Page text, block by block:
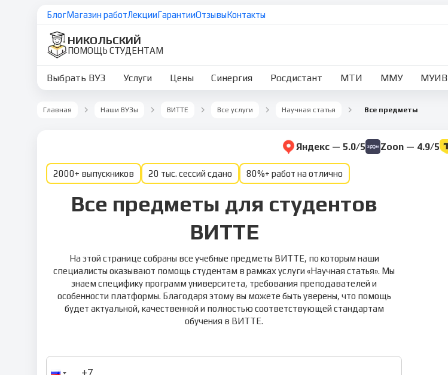
БлогМагазин работЛекцииГарантииОтзывыКонтакты
НИКОЛЬСКИЙ
ПОМОЩЬ СТУДЕНТАМ
Выбрать ВУЗ Услуги Цены Синергия Росдистант МТИ ММУ МУИВ
Главная Наши ВУЗы ВИТТЕ Все услуги Научная статья Все предметы
Яндекс — 5.0/5 Zoon — 4.9/5
2000+ выпускников 20 тыс. сессий сдано 80%+ работ на отлично
Все предметы для студентов
ВИТТЕ
На этой странице собраны все учебные предметы ВИТТЕ, по которым наши
специалисты оказывают помощь студентам в рамках услуги «Научная статья». Мы
знаем специфику программ университета, требования преподавателей и
особенности платформы. Благодаря этому вы можете быть уверены, что помощь
будет актуальной, качественной и полностью соответствующей стандартам
обучения в ВИТТЕ.